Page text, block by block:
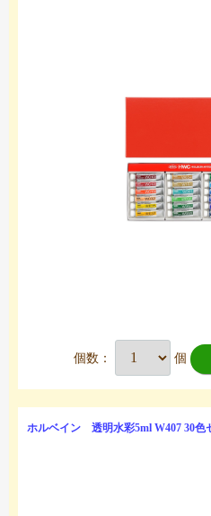
個数： 個
ホルベイン 透明水彩5ml W407 30色